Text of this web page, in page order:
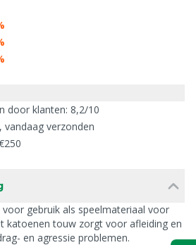
door klanten: 8,2/10
vandaag verzonden
gebruik als speelmateriaal voor
katoenen touw zorgt voor afleiding en
en agressie problemen.